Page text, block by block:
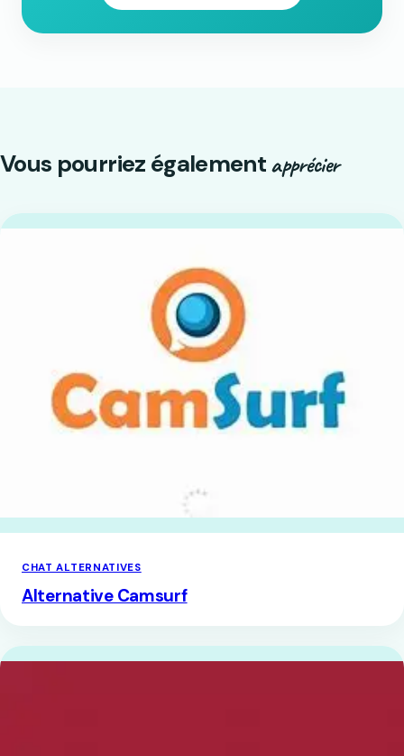
Vous pourriez égalementapprécier
CHAT ALTERNATIVES
Alternative Camsurf